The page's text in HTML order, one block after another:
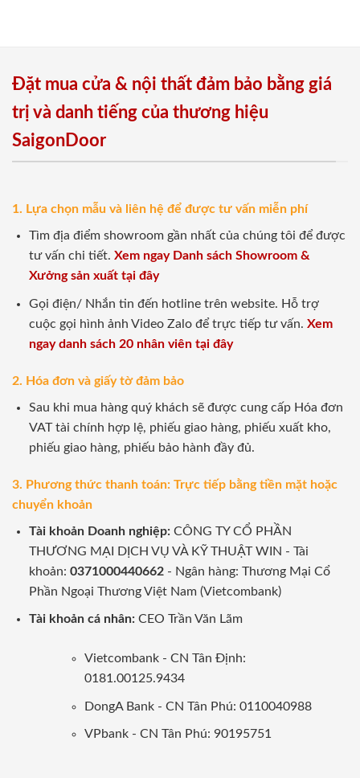
Đặt mua cửa & nội thất đảm bảo bằng giá
trị và danh tiếng của thương hiệu
SaigonDoor
1. Lựa chọn mẫu và liên hệ để được tư vấn miễn phí
Tìm địa điểm showroom gần nhất của chúng tôi để được
tư vấn chi tiết. Xem ngay Danh sách Showroom &
Xưởng sản xuất tại đây
Gọi điện/ Nhắn tin đến hotline trên website. Hỗ trợ
cuộc gọi hình ảnh Video Zalo để trực tiếp tư vấn. Xem
ngay danh sách 20 nhân viên tại đây
2. Hóa đơn và giấy tờ đảm bảo
Sau khi mua hàng quý khách sẽ được cung cấp Hóa đơn
VAT tài chính hợp lệ, phiếu giao hàng, phiếu xuất kho,
phiếu giao hàng, phiếu bảo hành đầy đủ.
3. Phương thức thanh toán: Trực tiếp bằng tiền mặt hoặc
chuyển khoản
Tài khoản Doanh nghiệp:CÔNG TY CỔ PHẦN
THƯƠNG MẠI DỊCH VỤ VÀ KỸ THUẬT WIN - Tài
khoản: 0371000440662- Ngân hàng: Thương Mại Cổ
Phần Ngoại Thương Việt Nam (Vietcombank)
Tài khoản cá nhân: CEO Trần Văn Lãm
Vietcombank - CN Tân Định:
0181.00125.9434
DongA Bank - CN Tân Phú: 0110040988
VPbank - CN Tân Phú: 90195751